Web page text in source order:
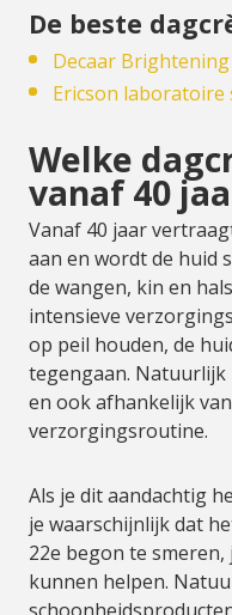
De beste
Decaar
Ericson laboratoire
Welke
vanaf 40
Vanaf 40 jaar
aan en wordt de huid
de wangen, kin en
intensieve
op peil houden, de
tegengaan. Natuurlijk
en ook afhankelijk
verzorgingsroutine.
Als je dit aandachtig
je waarschijnlijk dat
22e begon te
kunnen helpen.